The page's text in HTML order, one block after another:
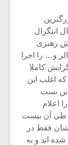
انتگرال
رهبری
و… را اجرا
کاملا
اغلب این
بن بست
اعلام
طی آن بیست
فقط در
اند و به